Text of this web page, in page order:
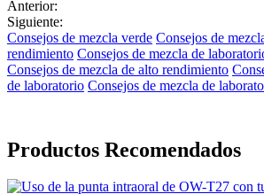
Anterior:
Siguiente:
Consejos de mezcla verde Consejos de
rendimiento Consejos de mezcla de
Consejos de mezcla de alto rendimiento
de laboratorio Consejos de mezcla de
Productos Recomendados